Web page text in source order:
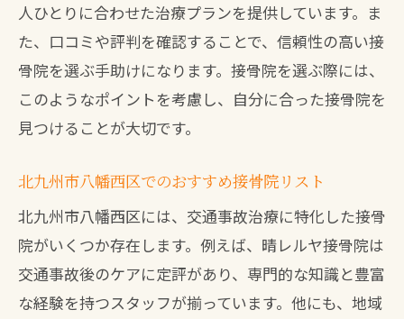
人ひとりに合わせた治療プランを提供しています。ま
た、口コミや評判を確認することで、信頼性の高い接
骨院を選ぶ手助けになります。接骨院を選ぶ際には、
このようなポイントを考慮し、自分に合った接骨院を
見つけることが大切です。
北九州市八幡西区でのおすすめ接骨院リスト
北九州市八幡西区には、交通事故治療に特化した接骨
院がいくつか存在します。例えば、晴レルヤ接骨院は
交通事故後のケアに定評があり、専門的な知識と豊富
な経験を持つスタッフが揃っています。他にも、地域